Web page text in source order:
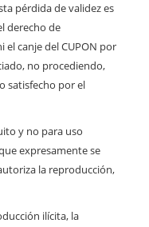
pérdida de validez es
derecho de
canje del CUPON por
no procediendo,
satisfecho por el
y no para uso
expresamente se
la reproducción,
ilícita, la